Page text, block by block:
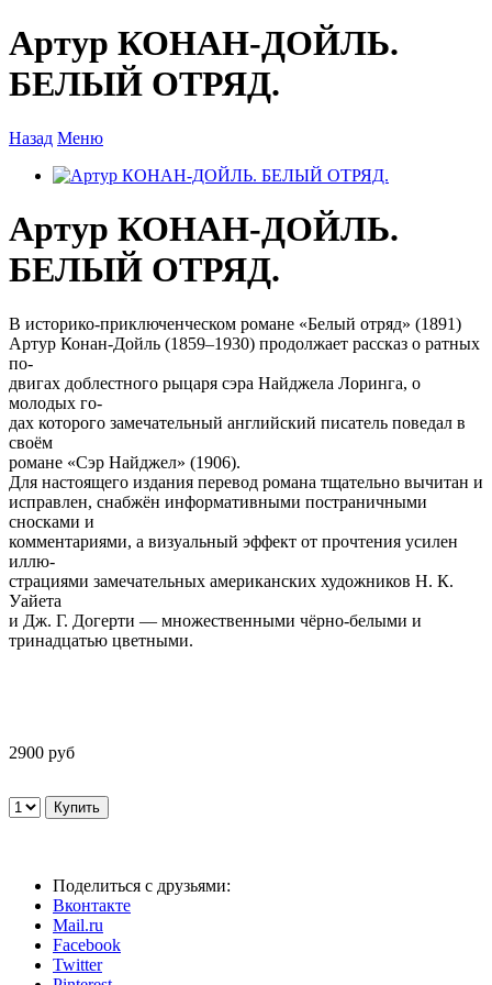
Артур КОНАН-ДОЙЛЬ.
БЕЛЫЙ ОТРЯД.
Назад Меню
Артур КОНАН-ДОЙЛЬ.
БЕЛЫЙ ОТРЯД.
В историко-приключенческом романе «Белый отряд» (1891)
Артур Конан-Дойль (1859–1930) продолжает рассказ о ратных
по-
двигах доблестного рыцаря сэра Найджела Лоринга, о
молодых го-
дах которого замечательный английский писатель поведал в
своём
романе «Сэр Найджел» (1906).
Для настоящего издания перевод романа тщательно вычитан и
исправлен, снабжён информативными постраничными
сносками и
комментариями, а визуальный эффект от прочтения усилен
иллю-
страциями замечательных американских художников Н. К.
Уайета
и Дж. Г. Догерти — множественными чёрно-белыми и
тринадцатью цветными.
2900 руб
Поделиться с друзьями:
Вконтакте
Mail.ru
Facebook
Twitter